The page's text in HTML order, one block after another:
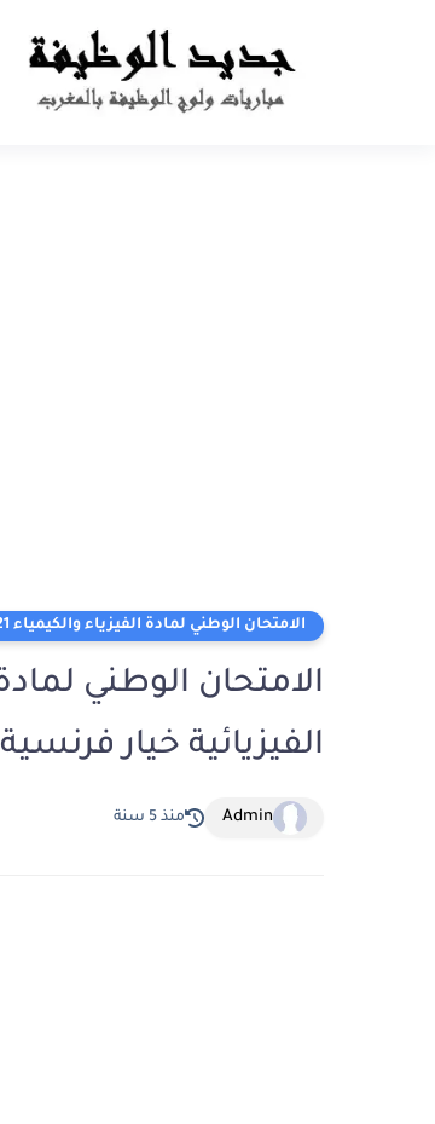
الامتحان الوطني لمادة الفيزياء والكيمياء 2021
الفيزيائية خيار فرنسية
Admin منذ 5 سنة